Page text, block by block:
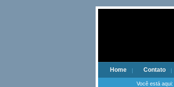
Home Contato
Você está aqui: